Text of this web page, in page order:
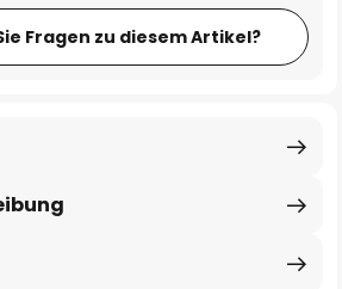
Fragen zu diesem Artikel?